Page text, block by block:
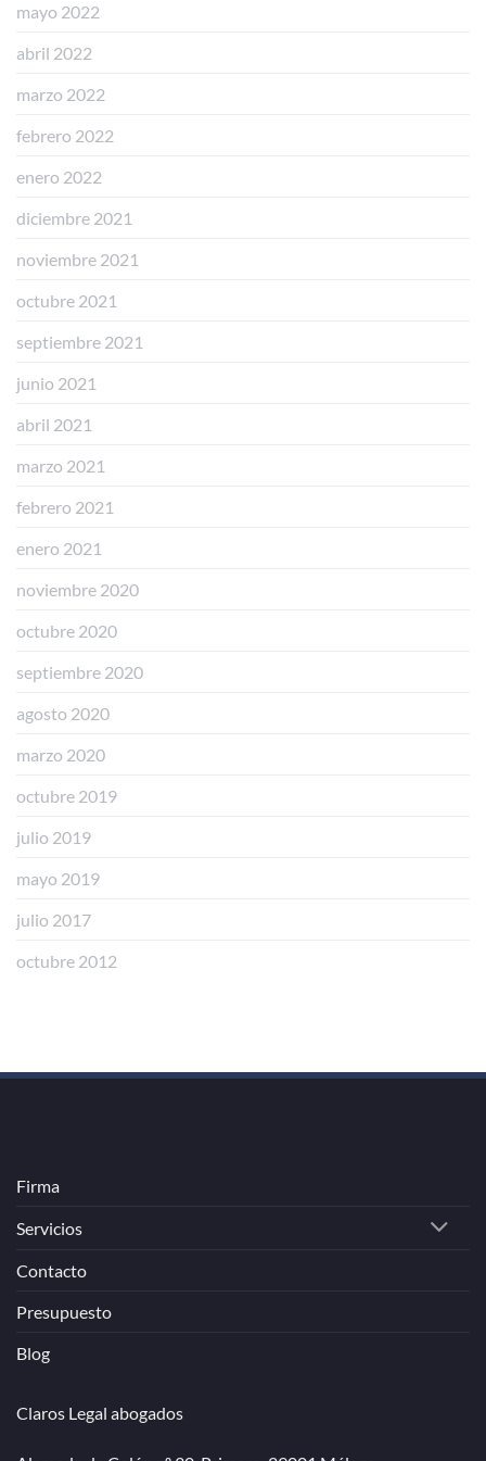
mayo 2022
abril 2022
marzo 2022
febrero 2022
enero 2022
diciembre 2021
noviembre 2021
octubre 2021
septiembre 2021
junio 2021
abril 2021
marzo 2021
febrero 2021
enero 2021
noviembre 2020
octubre 2020
septiembre 2020
agosto 2020
marzo 2020
octubre 2019
julio 2019
mayo 2019
julio 2017
octubre 2012
Firma
Servicios
Contacto
Presupuesto
Blog
Claros Legal abogados